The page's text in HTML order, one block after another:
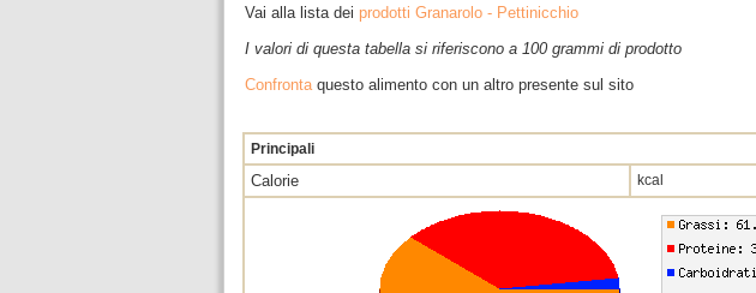
Vai alla lista dei prodotti Granarolo - Pettinicchio
I valori di questa tabella si riferiscono a 100 grammi di prodotto
Confrontaquesto alimento con un altro presente sul sito
Principali
Calorie kcal